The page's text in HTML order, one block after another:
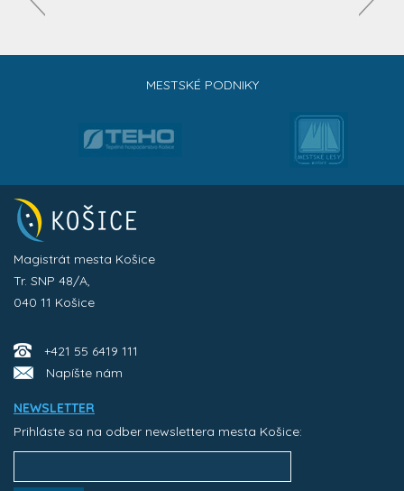
MESTSKÉ PODNIKY
Magistrát mesta Košice
Tr. SNP 48/A,
040 11 Košice
+421 55 6419 111
Napíšte nám
NEWSLETTER
Prihláste sa na odber newslettera mesta Košice: